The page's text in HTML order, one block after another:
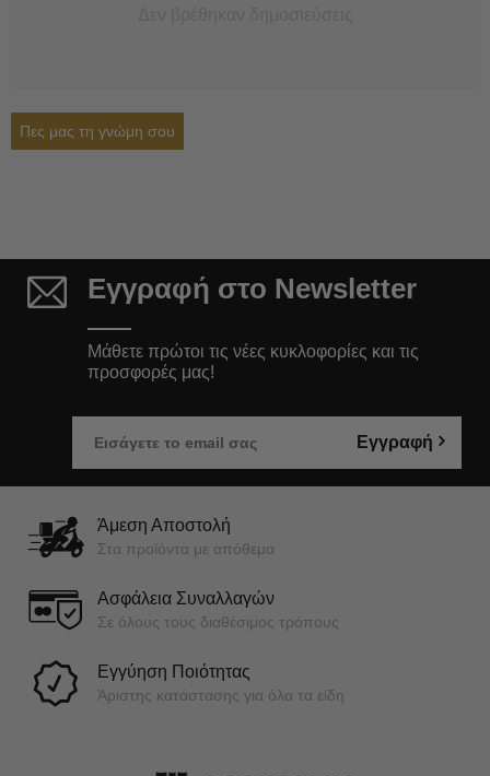
Πες μας τη γνώμη σου
Εγγραφή στο Newsletter
Μάθετε πρώτοι τις νέες κυκλοφορίες και τις
προσφορές μας!
Εγγραφή
Άμεση Αποστολή
Στα προϊόντα με απόθεμα
Ασφάλεια Συναλλαγών
Σε όλους τους διαθέσιμος τρόπους
Εγγύηση Ποιότητας
Άριστης κατάστασης για όλα τα είδη